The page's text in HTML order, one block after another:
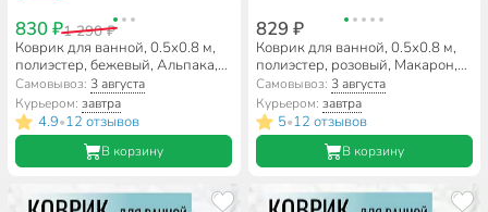
830 ₽1 290 ₽
Коврик для ванной, 0.5х0.8 м,
полиэстер, бежевый, Альпака,
Y6-1928
Самовывоз: 3 августа
Курьером:завтра
4.9•12 отзывов
В корзину
829 ₽
Коврик для ванной, 0.5х0.8 м,
полиэстер, розовый, Макарон,
Y3-845
Самовывоз: 3 августа
Курьером: завтра
5•12 отзывов
В корзину